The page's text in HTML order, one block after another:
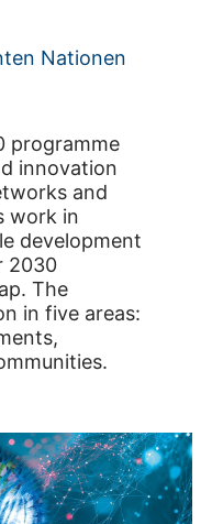
Nationen
programme
innovation
and
work in
development
2030
The
in five areas: